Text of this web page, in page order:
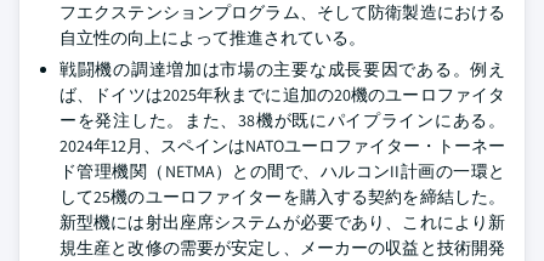
フエクステンションプログラム、そして防衛製造における
自立性の向上によって推進されている。
戦闘機の調達増加は市場の主要な成長要因である。例え
ば、ドイツは2025年秋までに追加の20機のユーロファイタ
ーを発注した。また、38機が既にパイプラインにある。
2024年12月、スペインはNATOユーロファイター・トーネー
ド管理機関（NETMA）との間で、ハルコンII計画の一環と
して25機のユーロファイターを購入する契約を締結した。
新型機には射出座席システムが必要であり、これにより新
規生産と改修の需要が安定し、メーカーの収益と技術開発